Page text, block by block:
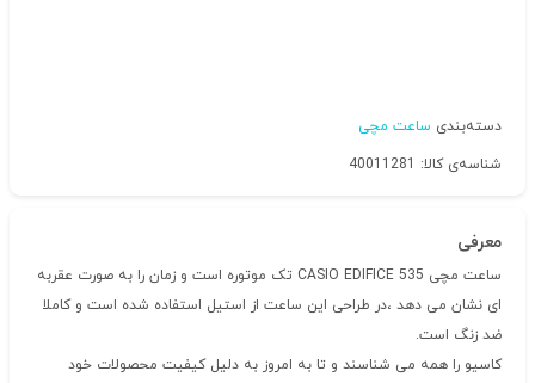
دسته‌بندی ساعت مچی
شناسه‌ی کالا: 40011281
معرفی
ساعت مچی CASIO EDIFICE 535 تک موتوره است و زمان را به صورت عقربه
ای نشان می دهد ،در طراحی این ساعت از استیل استفاده شده است و کاملا
ضد زنگ است.
کاسیو را همه می شناسند و تا به امروز به دلیل کیفیت محصولات خود